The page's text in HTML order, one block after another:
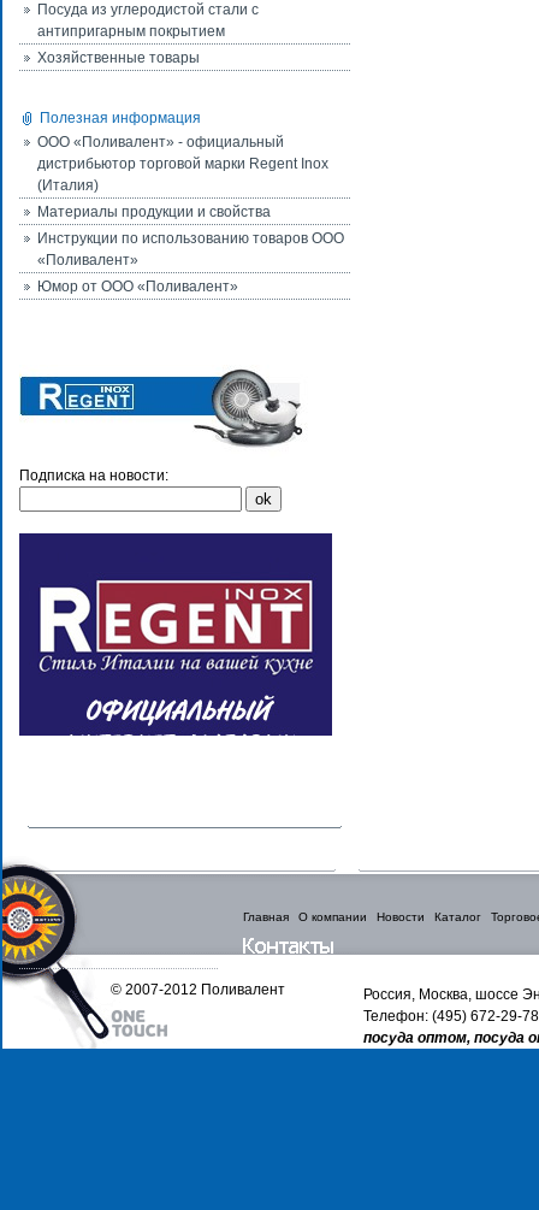
Посуда из углеродистой стали с
антипригарным покрытием
Хозяйственные товары
Полезная информация
ООО «Поливалент» - официальный
дистрибьютор торговой марки Regent Inox
(Италия)
Материалы продукции и свойства
Инструкции по использованию товаров ООО
«Поливалент»
Юмор от ООО «Поливалент»
Подписка на новости:
Главная О компании Новости Каталог
Россия, Москва, шоссе
Телефон: (495) 672-29-
посуда оптом, посуда
© 2007-2012 Поливалент